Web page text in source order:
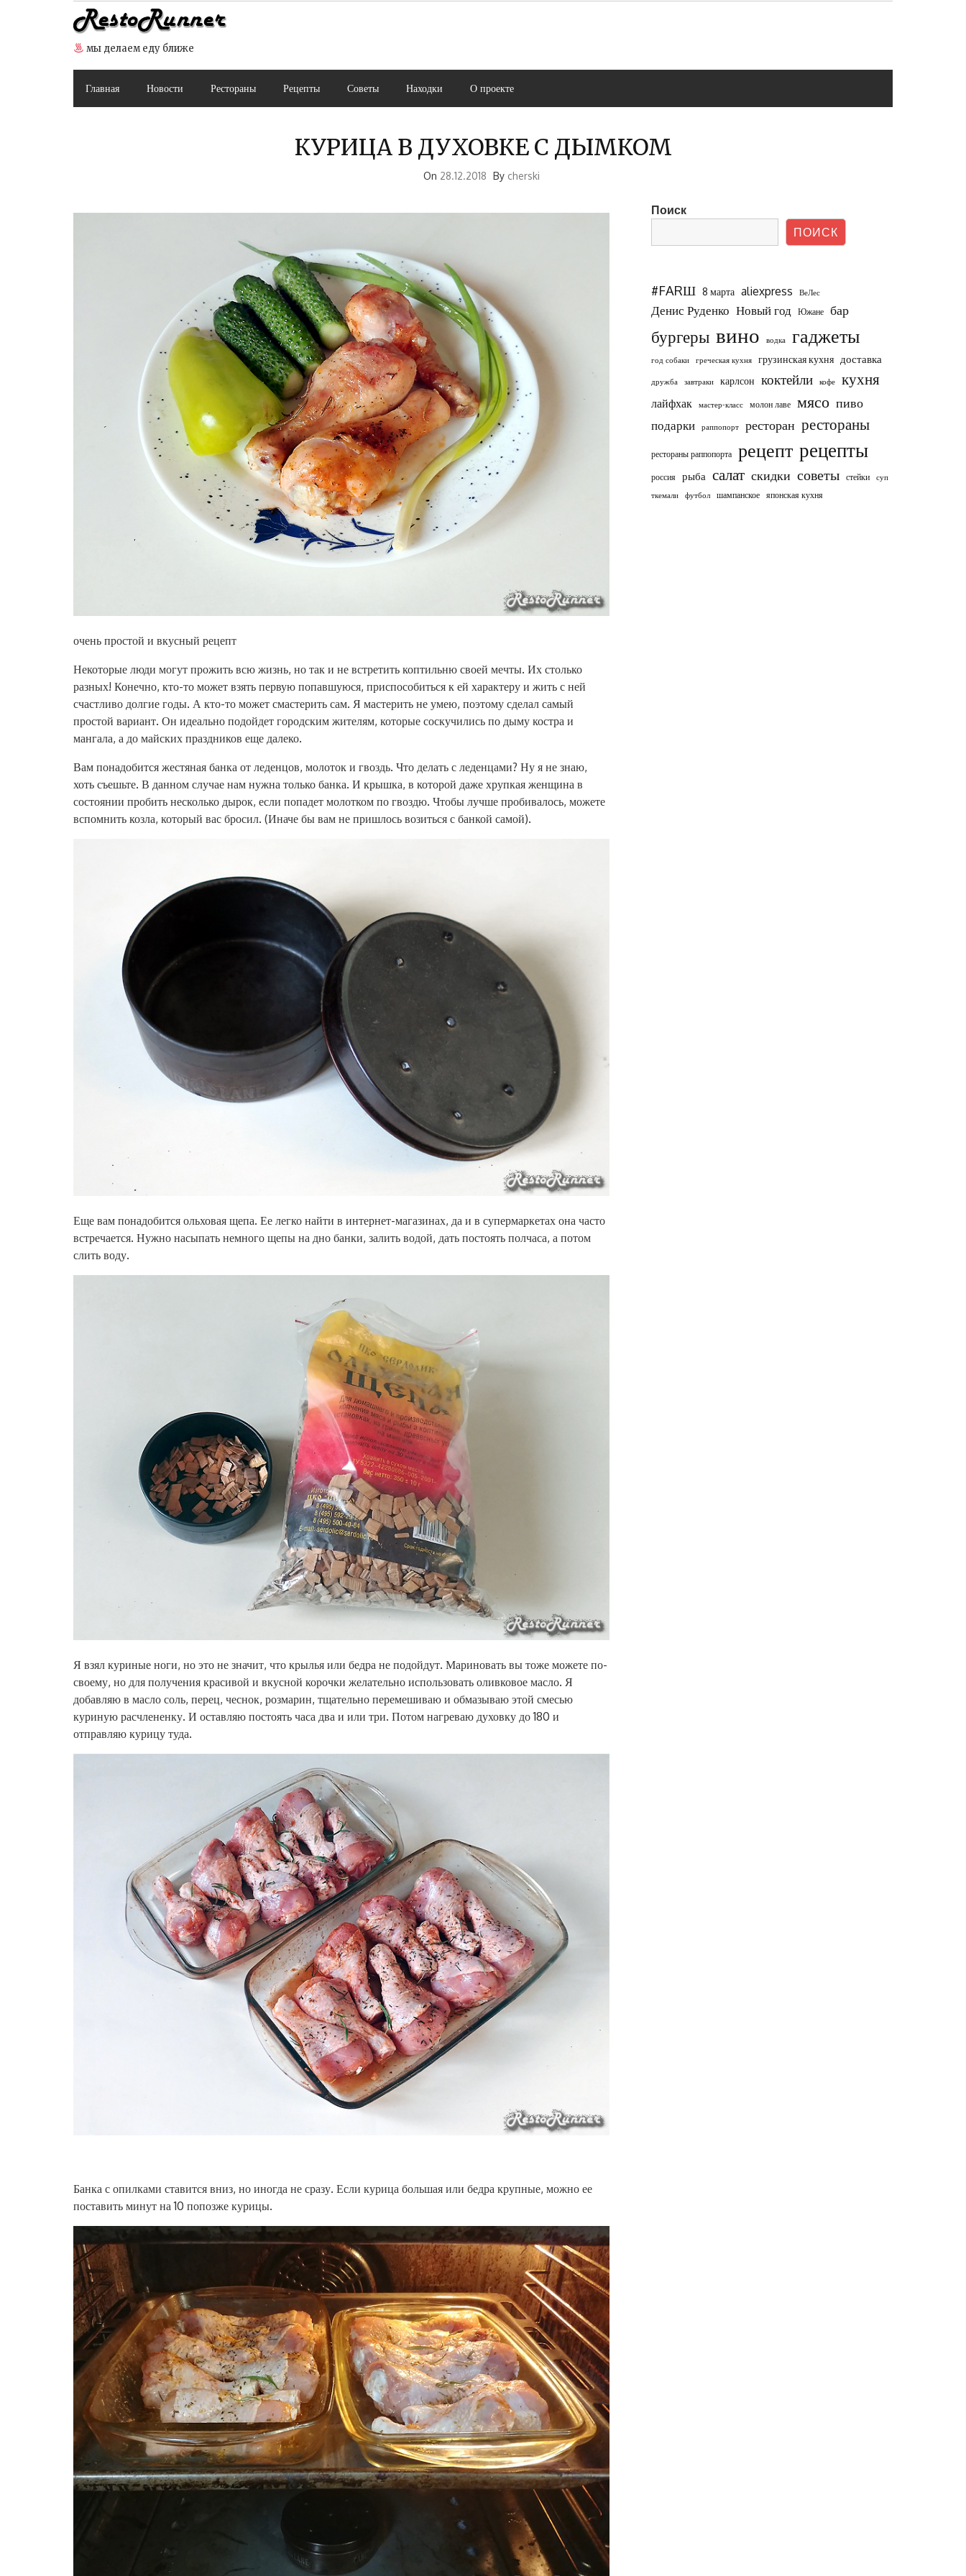
мы делаем еду ближе
Главная Новости Рестораны Рецепты Советы Находки О проекте
КУРИЦА В ДУХОВКЕ С ДЫМКОМ
On 28.12.2018 By cherski
очень простой и вкусный рецепт
Некоторые люди могут прожить всю жизнь, но так и не встретить коптильню своей мечты. Их столько
разных! Конечно, кто-то может взять первую попавшуюся, приспособиться к ей характеру и жить с ней
счастливо долгие годы. А кто-то может смастерить сам. Я мастерить не умею, поэтому сделал самый
простой вариант. Он идеально подойдет городским жителям, которые соскучились по дыму костра и
мангала, а до майских праздников еще далеко.
Вам понадобится жестяная банка от леденцов, молоток и гвоздь. Что делать с леденцами? Ну я не знаю,
хоть съешьте. В данном случае нам нужна только банка. И крышка, в которой даже хрупкая женщина в
состоянии пробить несколько дырок, если попадет молотком по гвоздю. Чтобы лучше пробивалось, можете
вспомнить козла, который вас бросил. (Иначе бы вам не пришлось возиться с банкой самой).
Еще вам понадобится ольховая щепа. Ее легко найти в интернет-магазинах, да и в супермаркетах она часто
встречается. Нужно насыпать немного щепы на дно банки, залить водой, дать постоять полчаса, а потом
слить воду.
Я взял куриные ноги, но это не значит, что крылья или бедра не подойдут. Мариновать вы тоже можете по-
своему, но для получения красивой и вкусной корочки желательно использовать оливковое масло. Я
добавляю в масло соль, перец, чеснок, розмарин, тщательно перемешиваю и обмазываю этой смесью
куриную расчлененку. И оставляю постоять часа два и или три. Потом нагреваю духовку до 180 и
отправляю курицу туда.
Банка с опилками ставится вниз, но иногда не сразу. Если курица большая или бедра крупные, можно ее
поставить минут на 10 попозже курицы.
Поиск
ПОИСК
#FARШ 8 марта aliexpress ВеЛес
Денис Руденко Новый год Южане бар
бургеры вино водка гаджеты
год собаки греческая кухня грузинская кухня доставка
дружба завтраки карлсон коктейли кофе кухня
лайфхак мастер-класс молон лаве мясо пиво
подарки раппопорт ресторан рестораны
рестораны раппопорта рецепт рецепты
россия рыба салат скидки советы стейки
суп
ткемали
футбол шампанское японская кухня